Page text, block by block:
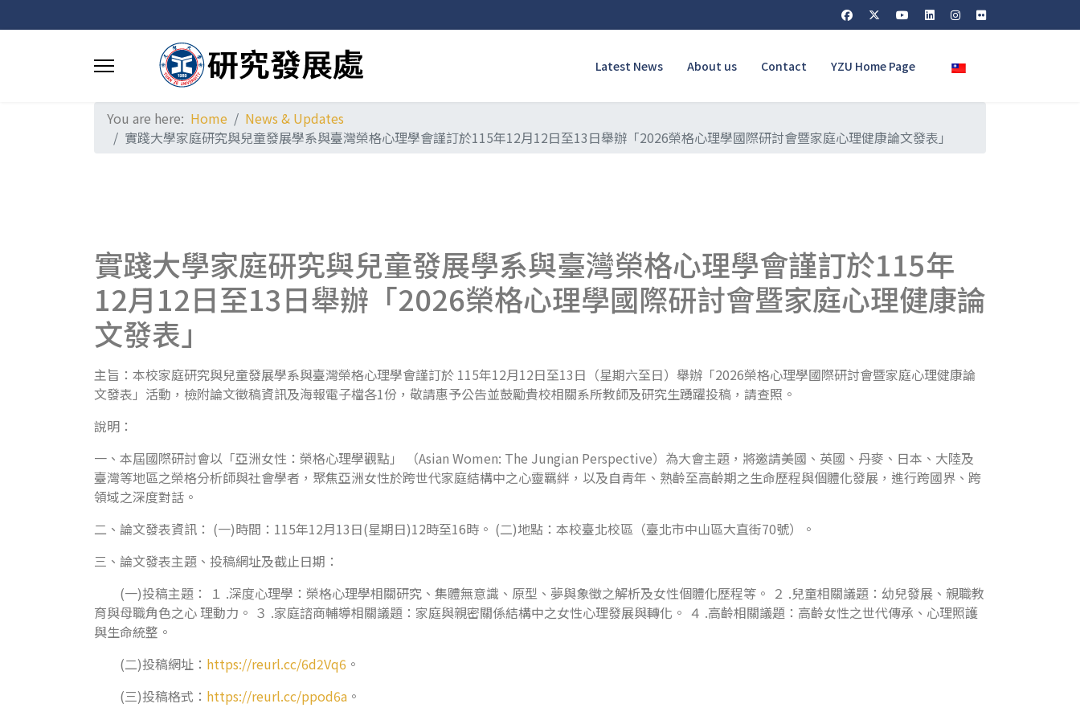
Latest News About us Contact YZU Home Page Select your language
You are here: Home
News & Updates
實踐大學家庭研究與兒童發展學系與臺灣榮格心理學會謹訂於115年12月12日至13日舉辦「2026榮格心理學國際研討會暨家庭心理健康論文發表」
實踐大學家庭研究與兒童發展學系與臺灣榮格心理學會謹訂於115年
12月12日至13日舉辦「2026榮格心理學國際研討會暨家庭心理健康論
文發表」
主旨：本校家庭研究與兒童發展學系與臺灣榮格心理學會謹訂於 115年12月12日至13日（星期六至日）舉辦「2026榮格心理學國際研討會暨家庭心理健康論
文發表」活動，檢附論文徵稿資訊及海報電子檔各1份，敬請惠予公告並鼓勵貴校相關系所教師及研究生踴躍投稿，請查照。
說明：
一、本屆國際研討會以「亞洲女性：榮格心理學觀點」 （Asian Women: The Jungian Perspective）為大會主題，將邀請美國、英國、丹麥、日本、大陸及
臺灣等地區之榮格分析師與社會學者，聚焦亞洲女性於跨世代家庭結構中之心靈羈絆，以及自青年、熟齡至高齡期之生命歷程與個體化發展，進行跨國界、跨
領域之深度對話。
二、論文發表資訊： (一)時間：115年12月13日(星期日)12時至16時。 (二)地點：本校臺北校區（臺北市中山區大直街70號）。
三、論文發表主題、投稿網址及截止日期：
(一)投稿主題： １ .深度心理學：榮格心理學相關研究、集體無意識、原型、夢與象徵之解析及女性個體化歷程等。 ２ .兒童相關議題：幼兒發展、親職教
育與母職角色之心 理動力。 ３ .家庭諮商輔導相關議題：家庭與親密關係結構中之女性心理發展與轉化。 ４ .高齡相關議題：高齡女性之世代傳承、心理照護
與生命統整。
(二)投稿網址： https://reurl.cc/6d2Vq6 。
(三)投稿格式： https://reurl.cc/ppod6a 。